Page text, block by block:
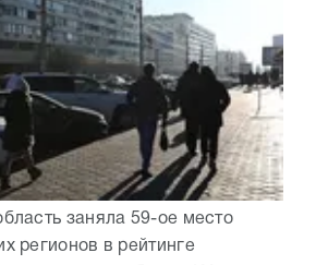
заняла 59-ое место
регионов в рейтинге